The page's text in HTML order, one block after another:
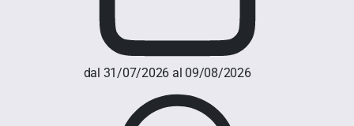
dal 31/07/2026 al 09/08/2026